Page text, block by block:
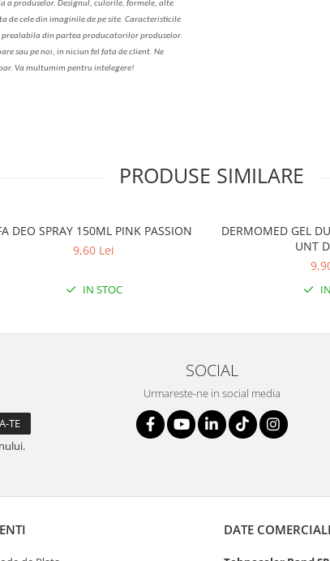
a a produselor. Designul, culorile, formele, alte
ta de cele din imaginile de pe site. Caracteristicile
prealabila din partea producatorilor produselor.
sau pe noi, in niciun fel fata de client. Ne
Va multumim pentru intelegere!
PRODUSE SIMILARE
DEO SPRAY 150ML PINK PASSION
9,60 Lei
IN STOC
DERMOMED GEL
UNT
SOCIAL
Urmareste-ne in social media
DATE